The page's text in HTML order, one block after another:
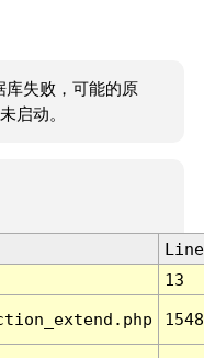
库失败，可能的原
启动。
Line
13
1548